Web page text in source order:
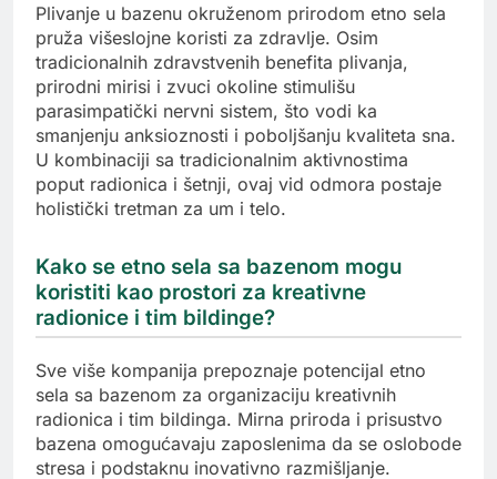
Plivanje u bazenu okruženom prirodom etno sela
pruža višeslojne koristi za zdravlje. Osim
tradicionalnih zdravstvenih benefita plivanja,
prirodni mirisi i zvuci okoline stimulišu
parasimpatički nervni sistem, što vodi ka
smanjenju anksioznosti i poboljšanju kvaliteta sna.
U kombinaciji sa tradicionalnim aktivnostima
poput radionica i šetnji, ovaj vid odmora postaje
holistički tretman za um i telo.
Kako se etno sela sa bazenom mogu
koristiti kao prostori za kreativne
radionice i tim bildinge?
Sve više kompanija prepoznaje potencijal etno
sela sa bazenom za organizaciju kreativnih
radionica i tim bildinga. Mirna priroda i prisustvo
bazena omogućavaju zaposlenima da se oslobode
stresa i podstaknu inovativno razmišljanje.